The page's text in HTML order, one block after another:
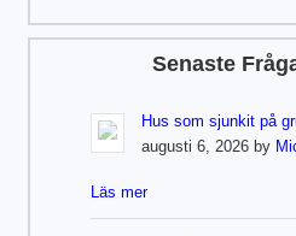
Senaste
Hus som sjunkit på
augusti 6, 2026 by
Läs mer